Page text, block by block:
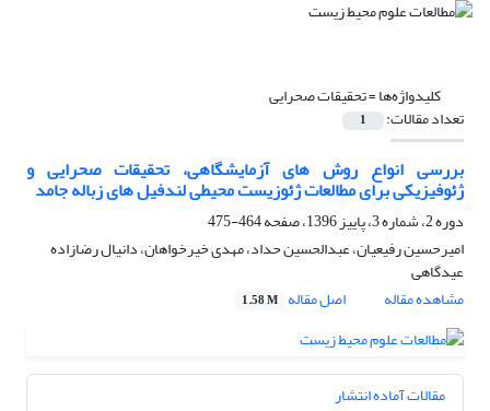
کلیدواژه‌ها =تحقیقات صحرایی
تعداد مقالات: 1
بررسی انواع روش های آزمایشگاهی، تحقیقات صحرایی و
ژئوفیزیکی برای مطالعات ژئوزیست محیطی لندفیل های زباله جامد
دوره 2، شماره 3، پاییز 1396، صفحه
464-475
امیرحسین رفیعیان، عبدالحسین حداد، مهدی خیرخواهان، دانیال رضازاده
عیدگاهی
مشاهده مقاله
اصل مقاله 1.58 M
مقالات آماده انتشار